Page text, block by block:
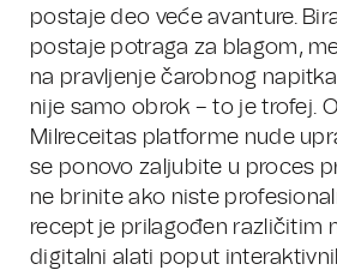
postaje deo veće avanture.
postaje potraga za blagom,
na pravljenje čarobnog
nije samo obrok – to je trofej.
Milreceitas platforme nude
se ponovo zaljubite u proces
ne brinite ako niste
recept je prilagođen različitim
digitalni alati poput